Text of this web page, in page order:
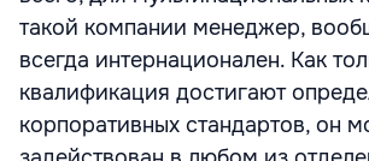
такой компании менеджер,
всегда интернационален. Как
квалификация достигают
корпоративных стандартов, он